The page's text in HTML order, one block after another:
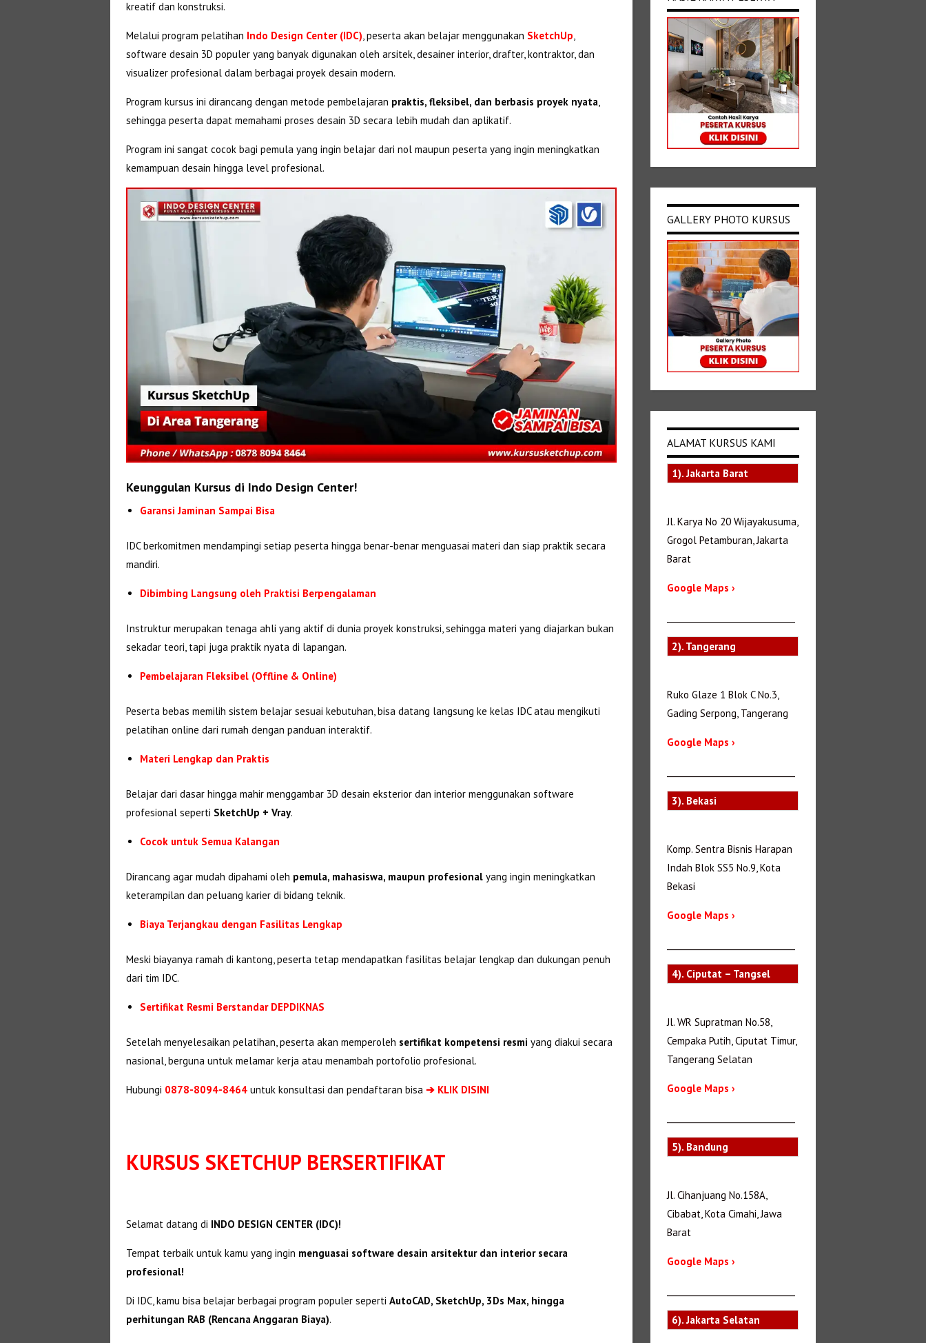
kreatif dan konstruksi.
Melalui program pelatihan Indo Design Center (IDC) , peserta akan belajar menggunakan SketchUp
software desain 3D populer yang banyak digunakan oleh arsitek, desainer interior, drafter, kontraktor, dan
visualizer profesional dalam berbagai proyek desain modern.
Program kursus ini dirancang dengan metode pembelajaran praktis, fleksibel, dan berbasis proyek nyata
sehingga peserta dapat memahami proses desain 3D secara lebih mudah dan aplikatif.
Program ini sangat cocok bagi pemula yang ingin belajar dari nol maupun peserta yang ingin meningkatkan
kemampuan desain hingga level profesional.
Keunggulan Kursus di Indo Design Center!
Garansi Jaminan Sampai Bisa
IDC berkomitmen mendampingi setiap peserta hingga benar-benar menguasai materi dan siap praktik secara
mandiri.
Dibimbing Langsung oleh Praktisi Berpengalaman
Instruktur merupakan tenaga ahli yang aktif di dunia proyek konstruksi, sehingga materi yang diajarkan bukan
sekadar teori, tapi juga praktik nyata di lapangan.
Pembelajaran Fleksibel (Offline & Online)
Peserta bebas memilih sistem belajar sesuai kebutuhan, bisa datang langsung ke kelas IDC atau mengikuti
pelatihan online dari rumah dengan panduan interaktif.
Materi Lengkap dan Praktis
Belajar dari dasar hingga mahir menggambar 3D desain eksterior dan interior menggunakan software
profesional seperti SketchUp + Vray.
Cocok untuk Semua Kalangan
Dirancang agar mudah dipahami oleh pemula, mahasiswa, maupun profesionalyang ingin meningkatkan
keterampilan dan peluang karier di bidang teknik.
Biaya Terjangkau dengan Fasilitas Lengkap
Meski biayanya ramah di kantong, peserta tetap mendapatkan fasilitas belajar lengkap dan dukungan penuh
dari tim IDC.
Sertifikat Resmi Berstandar DEPDIKNAS
Setelah menyelesaikan pelatihan, peserta akan memperoleh sertifikat kompetensi resmi yang diakui secara
nasional, berguna untuk melamar kerja atau menambah portofolio profesional.
Hubungi 0878-8094-8464untuk konsultasi dan pendaftaran bisa ➔ KLIK DISINI
KURSUS SKETCHUP BERSERTIFIKAT
Selamat datang di INDO DESIGN CENTER (IDC)!
Tempat terbaik untuk kamu yang ingin menguasai software desain arsitektur dan interior secara
profesional!
Di IDC, kamu bisa belajar berbagai program populer seperti AutoCAD, SketchUp, 3Ds Max, hingga
perhitungan RAB (Rencana Anggaran Biaya).
GALLERY PHOTO KURSUS
ALAMAT KURSUS KAMI
1). Jakarta Barat
Jl. Karya No 20 Wijayakusuma,
Grogol Petamburan, Jakarta
Barat
Google Maps ›
2). Tangerang
Ruko Glaze 1 Blok C No.3,
Gading Serpong, Tangerang
Google Maps ›
3). Bekasi
Komp. Sentra Bisnis Harapan
Indah Blok SS5 No.9, Kota
Bekasi
Google Maps ›
4). Ciputat – Tangsel
Jl. WR Supratman No.58,
Cempaka Putih, Ciputat Timur,
Tangerang Selatan
Google Maps ›
5). Bandung
Jl. Cihanjuang No.158A,
Cibabat, Kota Cimahi, Jawa
Barat
Google Maps ›
6). Jakarta Selatan